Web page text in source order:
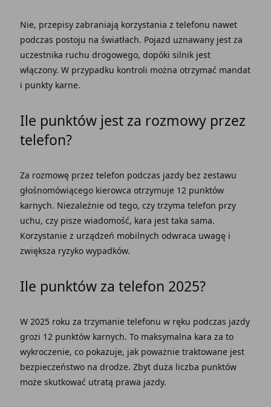
Nie, przepisy zabraniają korzystania z telefonu nawet
podczas postoju na światłach. Pojazd uznawany jest za
uczestnika ruchu drogowego, dopóki silnik jest
włączony. W przypadku kontroli można otrzymać mandat
i punkty karne.
Ile punktów jest za rozmowy przez
telefon?
Za rozmowę przez telefon podczas jazdy bez zestawu
głośnomówiącego kierowca otrzymuje 12 punktów
karnych. Niezależnie od tego, czy trzyma telefon przy
uchu, czy pisze wiadomość, kara jest taka sama.
Korzystanie z urządzeń mobilnych odwraca uwagę i
zwiększa ryzyko wypadków.
Ile punktów za telefon 2025?
W 2025 roku za trzymanie telefonu w ręku podczas jazdy
grozi 12 punktów karnych. To maksymalna kara za to
wykroczenie, co pokazuje, jak poważnie traktowane jest
bezpieczeństwo na drodze. Zbyt duża liczba punktów
może skutkować utratą prawa jazdy.